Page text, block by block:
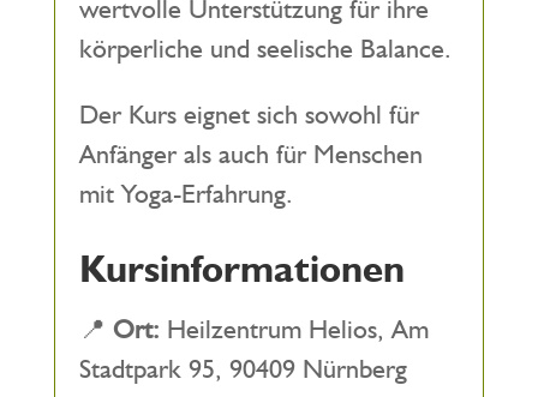
wertvolle Unterstützung für ihre
körperliche und seelische Balance.
Der Kurs eignet sich sowohl für
Anfänger als auch für Menschen
mit Yoga-Erfahrung.
Kursinformationen
📍 Ort: Heilzentrum Helios, Am
Stadtpark 95, 90409 Nürnberg